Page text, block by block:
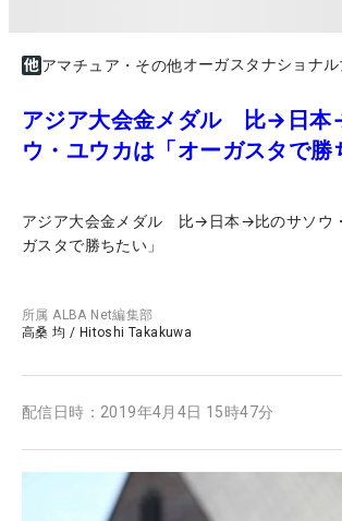
アマチュア・その他
アジア大会金メダル 比→日本
ウ・ユウカは「オーガスタで勝
アジア大会金メダル 比→日本→比のサソウ
ガスタで勝ちたい」
所属ALBA Net編集部
高桑 均 / Hitoshi Takakuwa
配信日時： 2019年4月4日 15時47分